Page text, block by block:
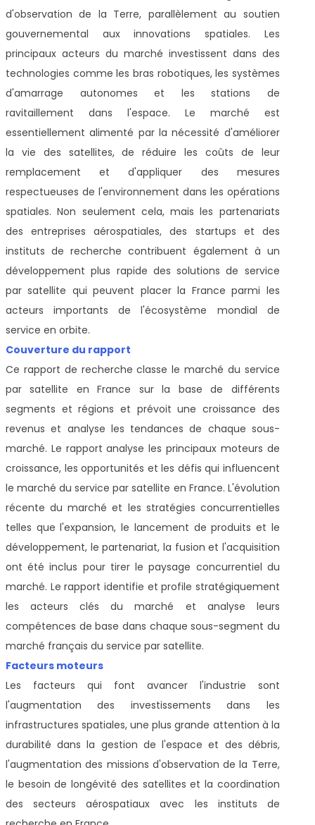
d'observation de la Terre, parallèlement au soutien
gouvernemental aux innovations spatiales. Les
principaux acteurs du marché investissent dans des
technologies comme les bras robotiques, les systèmes
d'amarrage autonomes et les stations de
ravitaillement dans l'espace. Le marché est
essentiellement alimenté par la nécessité d'améliorer
la vie des satellites, de réduire les coûts de leur
remplacement et d'appliquer des mesures
respectueuses de l'environnement dans les opérations
spatiales. Non seulement cela, mais les partenariats
des entreprises aérospatiales, des startups et des
instituts de recherche contribuent également à un
développement plus rapide des solutions de service
par satellite qui peuvent placer la France parmi les
acteurs importants de l'écosystème mondial de
service en orbite.
Couverture du rapport
Ce rapport de recherche classe le marché du service
par satellite en France sur la base de différents
segments et régions et prévoit une croissance des
revenus et analyse les tendances de chaque sous-
marché. Le rapport analyse les principaux moteurs de
croissance, les opportunités et les défis qui influencent
le marché du service par satellite en France. L'évolution
récente du marché et les stratégies concurrentielles
telles que l'expansion, le lancement de produits et le
développement, le partenariat, la fusion et l'acquisition
ont été inclus pour tirer le paysage concurrentiel du
marché. Le rapport identifie et profile stratégiquement
les acteurs clés du marché et analyse leurs
compétences de base dans chaque sous-segment du
marché français du service par satellite.
Facteurs moteurs
Les facteurs qui font avancer l'industrie sont
l'augmentation des investissements dans les
infrastructures spatiales, une plus grande attention à la
durabilité dans la gestion de l'espace et des débris,
l'augmentation des missions d'observation de la Terre,
le besoin de longévité des satellites et la coordination
des secteurs aérospatiaux avec les instituts de